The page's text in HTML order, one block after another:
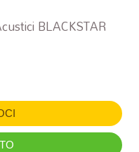
BLACKSTAR